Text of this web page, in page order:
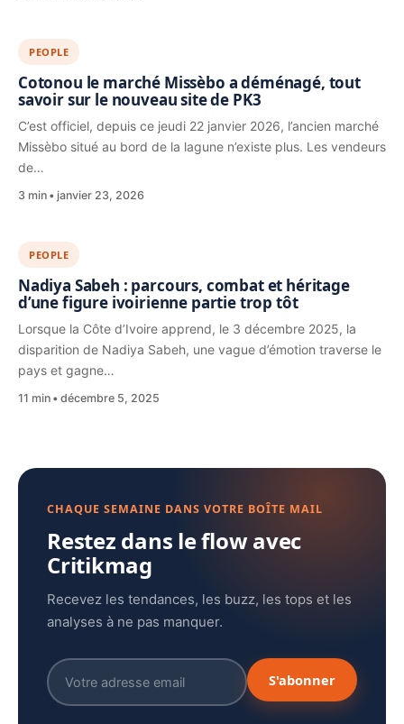
PEOPLE
Cotonou le marché Missèbo a déménagé, tout
savoir sur le nouveau site de PK3
C’est officiel, depuis ce jeudi 22 janvier 2026, l’ancien marché
Missèbo situé au bord de la lagune n’existe plus. Les vendeurs
de…
3 min janvier 23, 2026
PEOPLE
Nadiya Sabeh : parcours, combat et héritage
d’une figure ivoirienne partie trop tôt
Lorsque la Côte d’Ivoire apprend, le 3 décembre 2025, la
disparition de Nadiya Sabeh, une vague d’émotion traverse le
pays et gagne…
11 min décembre 5, 2025
CHAQUE SEMAINE DANS VOTRE BOÎTE MAIL
Restez dans le flow avec
Critikmag
Recevez les tendances, les buzz, les tops et les
analyses à ne pas manquer.
S'abonner